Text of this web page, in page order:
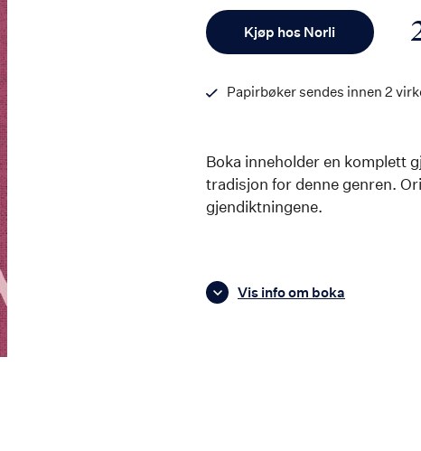
Kjøp hos Norli
Papirbøker sendes innen 2
Boka inneholder en komplett
tradisjon for denne genren.
gjendiktningene.
Vis info om boka